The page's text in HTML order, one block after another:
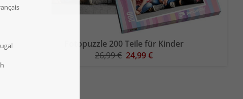
Fotopuzzle 200 Teile für Kinder
26,99 € 24,99 €